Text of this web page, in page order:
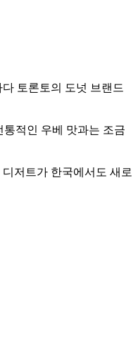
토론토의 도넛 브랜드
적인 우베 맛과는 조금
디저트가 한국에서도 새로